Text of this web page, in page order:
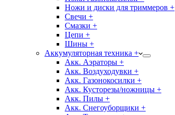
Ножи и диски для триммеров +
Свечи +
Смазки +
Цепи +
Шины +
Аккумуляторная техника +
Акк. Аэраторы +
Акк. Воздуходувки +
Акк. Газонокосилки +
Акк. Кусторезы/ножницы +
Акк. Пилы +
Акк. Снегоуборщики +